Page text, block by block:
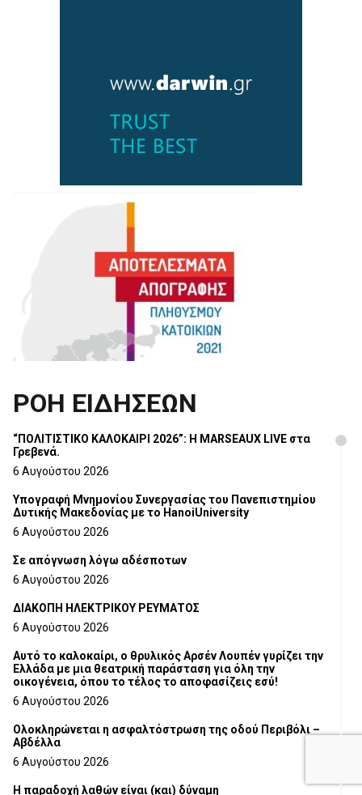
ΡΟΗ ΕΙΔΗΣΕΩΝ
“ΠΟΛΙΤΙΣΤΙΚΟ ΚΑΛΟΚΑΙΡΙ 2026”: Η MARSEAUX LIVE στα
Γρεβενά.
6 Αυγούστου 2026
Υπογραφή Μνημονίου Συνεργασίας του Πανεπιστημίου
Δυτικής Μακεδονίας με το HanoiUniversity
6 Αυγούστου 2026
Σε απόγνωση λόγω αδέσποτων
6 Αυγούστου 2026
ΔΙΑΚΟΠΗ ΗΛΕΚΤΡΙΚΟΥ ΡΕΥΜΑΤΟΣ
6 Αυγούστου 2026
Αυτό το καλοκαίρι, ο θρυλικός Αρσέν Λουπέν γυρίζει την
Ελλάδα με μια θεατρική παράσταση για όλη την
οικογένεια, όπου το τέλος το αποφασίζεις εσύ!
6 Αυγούστου 2026
Ολοκληρώνεται η ασφαλτόστρωση της οδού Περιβόλι –
Αβδέλλα
6 Αυγούστου 2026
H παραδοχή λαθών είναι (και) δύναμη